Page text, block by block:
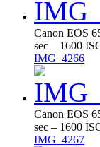
Canon EOS
sec – 1600
IMG_4266
Canon EOS
sec – 1600
IMG_4267